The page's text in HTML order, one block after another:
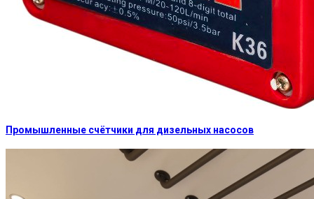
Промышленные счётчики для дизельных насосов